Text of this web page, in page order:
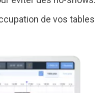
de vos tables